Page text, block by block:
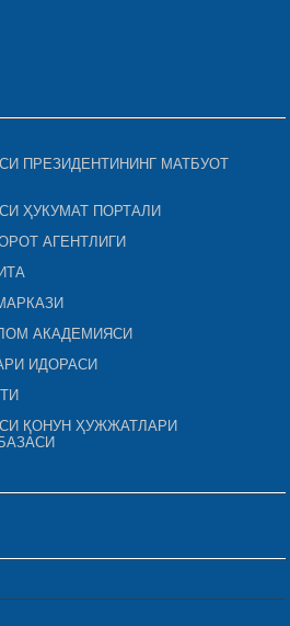
ПРЕЗИДЕНТИНИНГ МАТБУОТ
ҲУКУМАТ ПОРТАЛИ
АГЕНТЛИГИ
АКАДЕМИЯСИ
ИДОРАСИ
ҚОНУН ҲУЖЖАТЛАРИ